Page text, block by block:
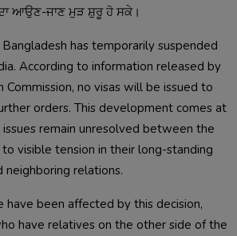
ਆਉਣ-ਜਾਣ ਮੁੜ ਸ਼ੁਰੂ ਹੋ ਸਕੇ।
has temporarily suspended
According to information released by
no visas will be issued to
orders. This development comes at
remain unresolved between the
visible tension in their long-standing
relations.
have been affected by this decision,
have relatives on the other side of the